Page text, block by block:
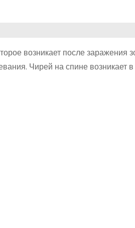
возникает после заражения
Чирей на спине возникает в